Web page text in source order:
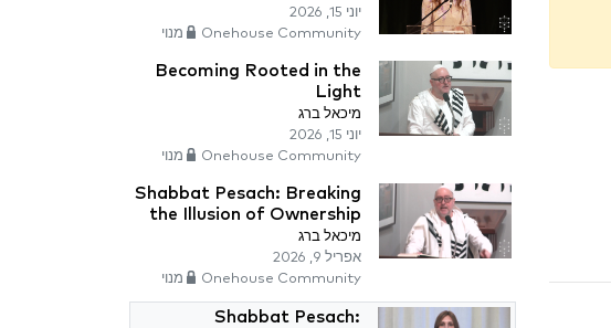
יוני 15, 2026
Onehouse Community מנוי
Becoming Rooted in the
Light
מיכאל ברג
יוני 15, 2026
Onehouse Community מנוי
Shabbat Pesach: Breaking
the Illusion of Ownership
מיכאל ברג
אפריל 9, 2026
Onehouse Community מנוי
Shabbat Pesach: